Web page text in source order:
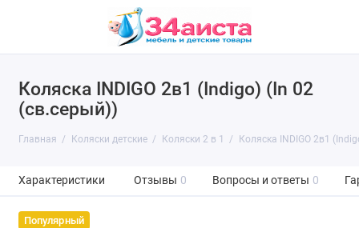
Коляска INDIGO 2в1 (Indigo) (In 02
(св.серый))
Главная Коляски детские Коляски 2 в 1 Коляска INDIGO 2в1
Характеристики Отзывы 0 Вопросы и ответы 0
Популярный